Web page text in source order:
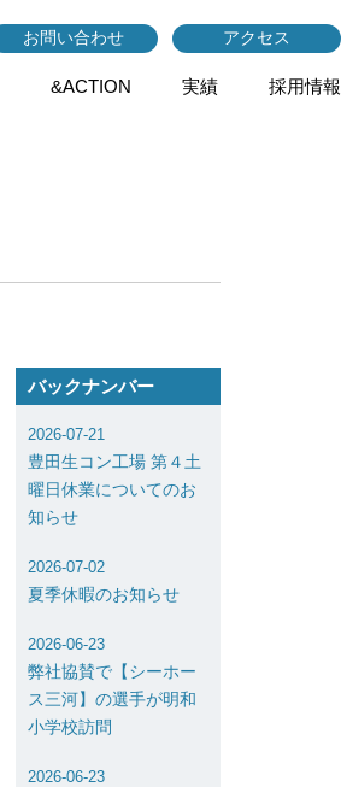
お問い合わせ アクセス
&ACTION 実績 採用情報
バックナンバー
2026-07-21
豊田生コン工場 第４土
曜日休業についてのお
知らせ
2026-07-02
夏季休暇のお知らせ
2026-06-23
弊社協賛で【シーホー
ス三河】の選手が明和
小学校訪問
2026-06-23